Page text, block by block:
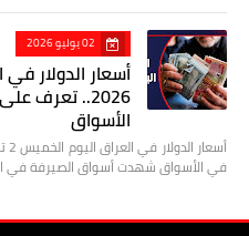
02 يوليو 2026
2026.. تعرف
الأسواق
في الأسواق شهدت أسواق الصيرفة في